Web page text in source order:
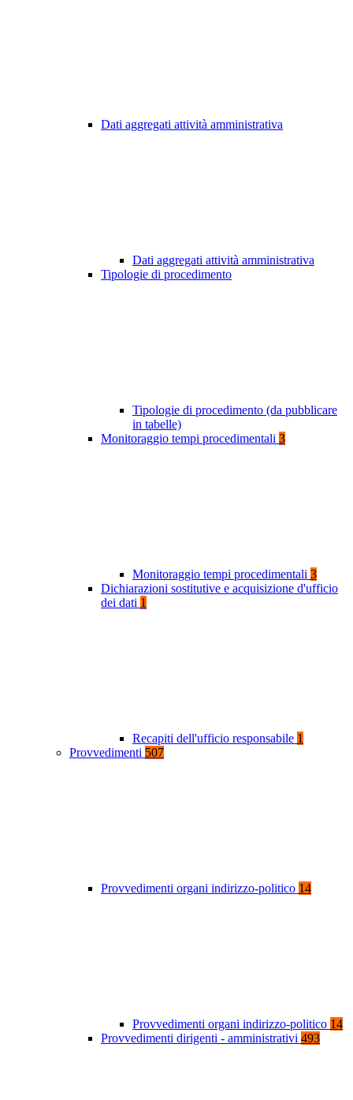
Dati aggregati attività amministrativa
Dati aggregati attività amministrativa
Tipologie di procedimento
Tipologie di procedimento (da pubblicare
in tabelle)
Monitoraggio tempi procedimentali 3
Monitoraggio tempi procedimentali 3
Dichiarazioni sostitutive e acquisizione d'ufficio
dei dati 1
Recapiti dell'ufficio responsabile 1
Provvedimenti 507
Provvedimenti organi indirizzo-politico 14
Provvedimenti organi indirizzo-politico 14
Provvedimenti dirigenti - amministrativi 493